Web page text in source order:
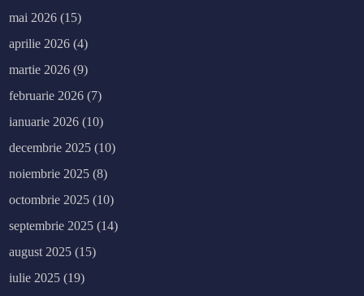
mai 2026 (15)
aprilie 2026 (4)
martie 2026 (9)
februarie 2026 (7)
ianuarie 2026 (10)
decembrie 2025 (10)
noiembrie 2025 (8)
octombrie 2025 (10)
septembrie 2025 (14)
august 2025 (15)
iulie 2025 (19)